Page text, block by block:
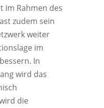
im Rahmen des
zudem sein
weiter
im
In
wird das
die